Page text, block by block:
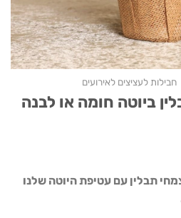
חבילות לעציצים לאירועים
90 יחידות צמחי תבלין עם עטיפת היוטה שלנו